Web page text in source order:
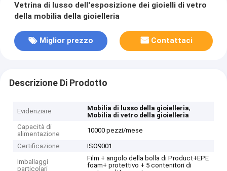
Vetrina di lusso dell'esposizione dei gioielli di vetro
della mobilia della gioielleria
Miglior prezzo Contattaci
Descrizione Di Prodotto
Evidenziare Mobilia di lusso della gioielleria,
Mobilia di vetro della gioielleria
Capacità di
alimentazione
10000 pezzi/mese
Certificazione ISO9001
Imballaggi
particolari
Film + angolo della bolla di Product+EPE
foam+ protettivo + 5 contenitori di